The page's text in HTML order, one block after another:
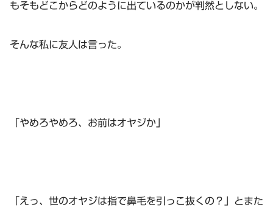
もそもどこからどのように出ているのかが判然としない。
そんな私に友人は言った。
「やめろやめろ、お前はオヤジか」
「えっ、世のオヤジは指で鼻毛を引っこ抜くの？」とまた